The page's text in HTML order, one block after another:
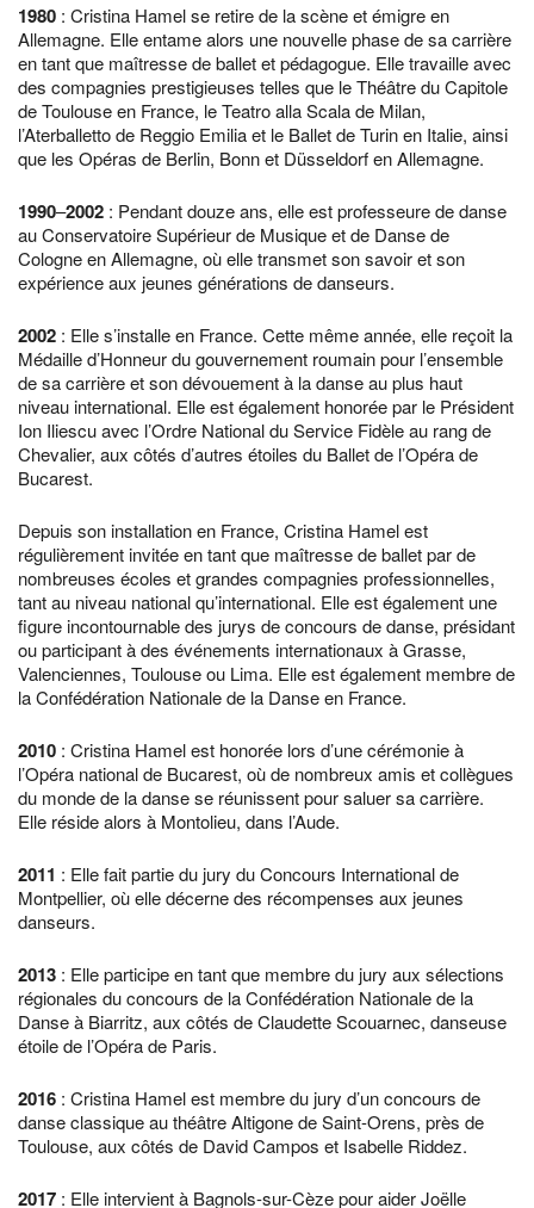
1980 : Cristina Hamel se retire de la scène et émigre en
Allemagne. Elle entame alors une nouvelle phase de sa carrière
en tant que maîtresse de ballet et pédagogue. Elle travaille avec
des compagnies prestigieuses telles que le Théâtre du Capitole
de Toulouse en France, le Teatro alla Scala de Milan,
l’Aterballetto de Reggio Emilia et le Ballet de Turin en Italie, ainsi
que les Opéras de Berlin, Bonn et Düsseldorf en Allemagne.
1990–2002 : Pendant douze ans, elle est professeure de danse
au Conservatoire Supérieur de Musique et de Danse de
Cologne en Allemagne, où elle transmet son savoir et son
expérience aux jeunes générations de danseurs.
2002 : Elle s’installe en France. Cette même année, elle reçoit la
Médaille d’Honneur du gouvernement roumain pour l’ensemble
de sa carrière et son dévouement à la danse au plus haut
niveau international. Elle est également honorée par le Président
Ion Iliescu avec l’Ordre National du Service Fidèle au rang de
Chevalier, aux côtés d’autres étoiles du Ballet de l’Opéra de
Bucarest.
Depuis son installation en France, Cristina Hamel est
régulièrement invitée en tant que maîtresse de ballet par de
nombreuses écoles et grandes compagnies professionnelles,
tant au niveau national qu’international. Elle est également une
figure incontournable des jurys de concours de danse, présidant
ou participant à des événements internationaux à Grasse,
Valenciennes, Toulouse ou Lima. Elle est également membre de
la Confédération Nationale de la Danse en France.
2010 : Cristina Hamel est honorée lors d’une cérémonie à
l’Opéra national de Bucarest, où de nombreux amis et collègues
du monde de la danse se réunissent pour saluer sa carrière.
Elle réside alors à Montolieu, dans l’Aude.
2011 : Elle fait partie du jury du Concours International de
Montpellier, où elle décerne des récompenses aux jeunes
danseurs.
2013 : Elle participe en tant que membre du jury aux sélections
régionales du concours de la Confédération Nationale de la
Danse à Biarritz, aux côtés de Claudette Scouarnec, danseuse
étoile de l’Opéra de Paris.
2016 : Cristina Hamel est membre du jury d’un concours de
danse classique au théâtre Altigone de Saint-Orens, près de
Toulouse, aux côtés de David Campos et Isabelle Riddez.
2017 : Elle intervient à Bagnols-sur-Cèze pour aider Joëlle